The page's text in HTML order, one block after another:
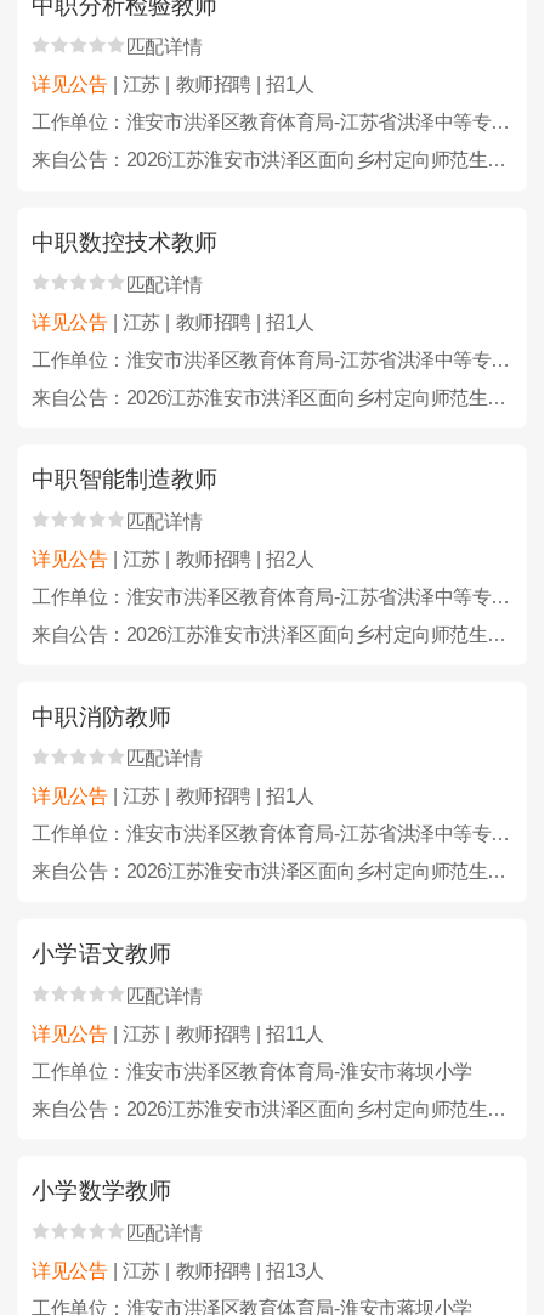
匹配详情
详见公告
| 江苏 | 教师招聘 | 招1人
工作单位：淮安市洪泽区教育体育局-江苏省洪泽中等专业学校
来自公告：2026江苏淮安市洪泽区面向乡村定向师范生招聘及招聘教师、教练员46人公告
中职数控技术教师
匹配详情
详见公告 | 江苏 | 教师招聘 | 招1人
工作单位：淮安市洪泽区教育体育局-江苏省洪泽中等专业学校
来自公告：2026江苏淮安市洪泽区面向乡村定向师范生招聘及招聘教师、教练员46人公告
中职智能制造教师
匹配详情
详见公告
| 江苏 | 教师招聘 | 招2人
工作单位：淮安市洪泽区教育体育局-江苏省洪泽中等专业学校
来自公告：2026江苏淮安市洪泽区面向乡村定向师范生招聘及招聘教师、教练员46人公告
中职消防教师
匹配详情
详见公告
| 江苏 | 教师招聘 | 招1人
工作单位：淮安市洪泽区教育体育局-江苏省洪泽中等专业学校
来自公告：2026江苏淮安市洪泽区面向乡村定向师范生招聘及招聘教师、教练员46人公告
小学语文教师
匹配详情
详见公告 | 江苏 | 教师招聘 | 招11人
工作单位：淮安市洪泽区教育体育局-淮安市蒋坝小学
来自公告：2026江苏淮安市洪泽区面向乡村定向师范生招聘及招聘教师、教练员46人公告
小学数学教师
匹配详情
详见公告
| 江苏 | 教师招聘 | 招13人
工作单位：淮安市洪泽区教育体育局-淮安市蒋坝小学